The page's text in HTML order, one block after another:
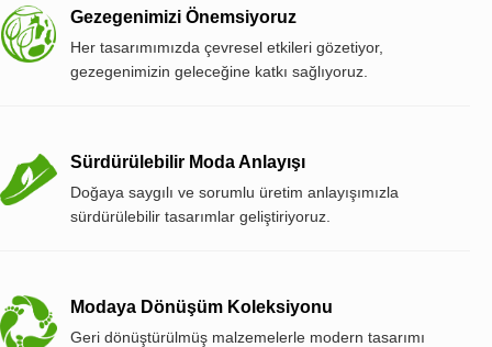
Gezegenimizi Önemsiyoruz
Her tasarımımızda çevresel etkileri gözetiyor,
gezegenimizin geleceğine katkı sağlıyoruz.
Sürdürülebilir Moda Anlayışı
Doğaya saygılı ve sorumlu üretim anlayışımızla
sürdürülebilir tasarımlar geliştiriyoruz.
Modaya Dönüşüm Koleksiyonu
Geri dönüştürülmüş malzemelerle modern tasarımı